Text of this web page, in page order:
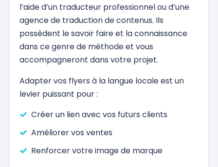
l’aide d’un traducteur professionnel ou d’une
agence de traduction de contenus. Ils
possèdent le savoir faire et la connaissance
dans ce genre de méthode et vous
accompagneront dans votre projet.
Adapter vos flyers à la langue locale est un
levier puissant pour :
Créer un lien avec vos futurs clients
Améliorer vos ventes
Renforcer votre image de marque